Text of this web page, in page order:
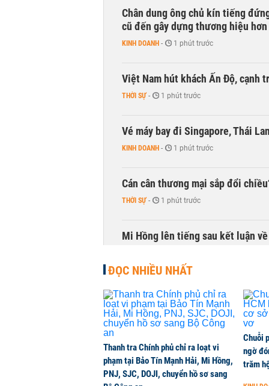
Chân dung ông chủ kín tiếng
cũ đến gây dựng thương hiệu
KINH DOANH - 1 phút trước
Việt Nam hút khách Ấn Độ, cạnh
THỜI SỰ - 1 phút trước
Vé máy bay đi Singapore, Thái
KINH DOANH - 1 phút trước
Cán cân thương mại sắp đổi
THỜI SỰ - 1 phút trước
Mi Hồng lên tiếng sau kết luận
ĐỌC NHIỀU NHẤT
Thanh tra Chính phủ chỉ ra loạt vi
phạm tại Bảo Tín Mạnh Hải, Mi Hồng,
PNJ, SJC, DOJI, chuyển hồ sơ sang
Chuỗi
ngờ
trăm